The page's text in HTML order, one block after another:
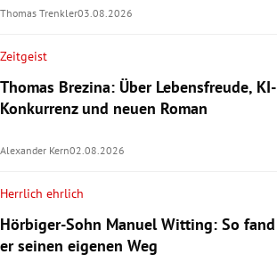
Thomas Trenkler03.08.2026
Zeitgeist
Thomas Brezina: Über Lebensfreude, KI-
Konkurrenz und neuen Roman
Alexander Kern02.08.2026
Herrlich ehrlich
Hörbiger-Sohn Manuel Witting: So fand
er seinen eigenen Weg